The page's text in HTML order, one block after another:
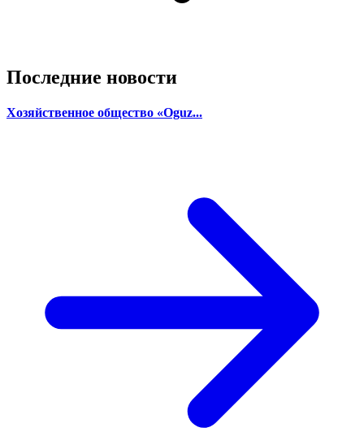
Последние новости
Хозяйственное общество «Oguz...